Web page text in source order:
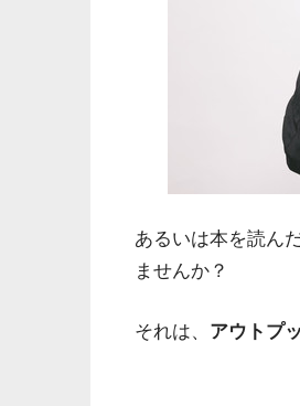
あるいは本を読ん
ませんか？
それは、 アウトプ